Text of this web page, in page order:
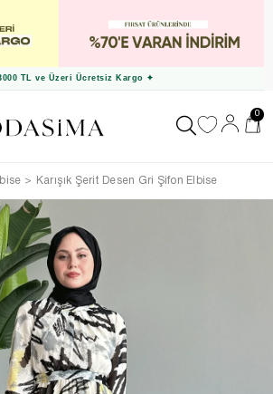
TL ve Üzeri Ücretsiz Kargo ✦
0
Karışık Şerit Desen Gri Şifon Elbise